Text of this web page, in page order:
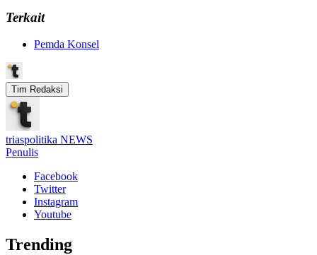
Terkait
Pemda Konsel
Tim Redaksi
triaspolitika NEWS
Penulis
Facebook
Twitter
Instagram
Youtube
Trending